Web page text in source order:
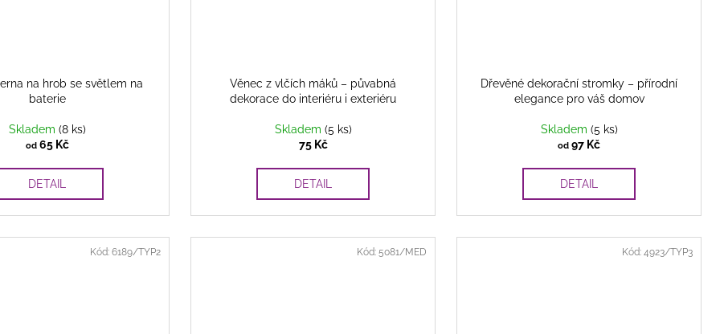
na hrob se světlem na
baterie
Skladem (8 ks)
od65 Kč
DETAIL
Věnec z vlčích máků – půvabná
dekorace do interiéru i exteriéru
Skladem (5 ks)
75 Kč
DETAIL
Dřevěné dekorační stromky – přírodní
elegance pro váš domov
Skladem (5 ks)
od 97 Kč
DETAIL
Kód: 6189/TYP2 Kód: 5081/MED Kód: 4923/TYP3